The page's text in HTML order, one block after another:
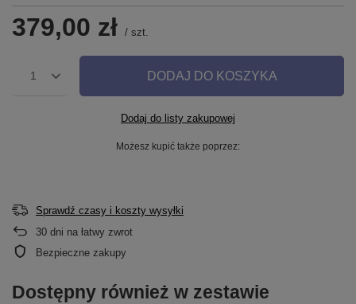
379,00 zł / szt.
1 DODAJ DO KOSZYKA
Dodaj do listy zakupowej
Możesz kupić także poprzez:
Sprawdź czasy i koszty wysyłki
30 dni na łatwy zwrot
Bezpieczne zakupy
Dostępny również w zestawie